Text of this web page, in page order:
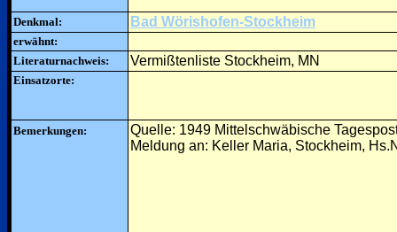
Denkmal: Bad Wörishofen-Stockheim
erwähnt:
Literaturnachweis:
Vermißtenliste Stockheim, MN
Einsatzorte:
Bemerkungen:
Quelle: 1949 Mittelschwäbische
Meldung an: Keller Maria, Stockheim,